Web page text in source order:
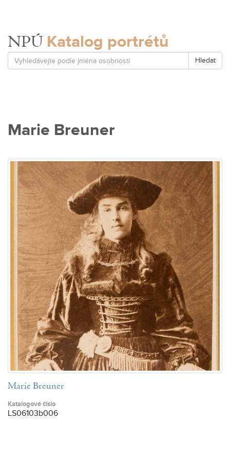
NPÚ Katalog portrétů
Hledat
Marie Breuner
Marie Breuner
Katalogové číslo
LS06103b006